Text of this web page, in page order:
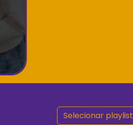
Selecionar playlist